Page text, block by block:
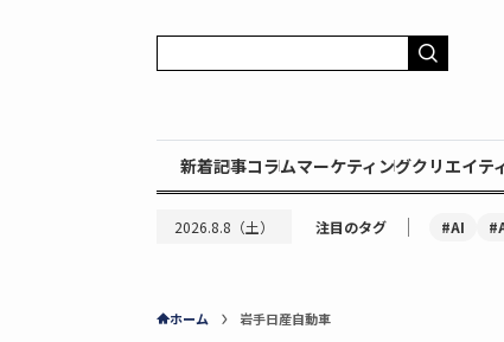
新着記事コラムマーケティングクリエイテ
2026.8.8（土） 注目のタグ ｜ #AI
ホーム 岩手日産自動車